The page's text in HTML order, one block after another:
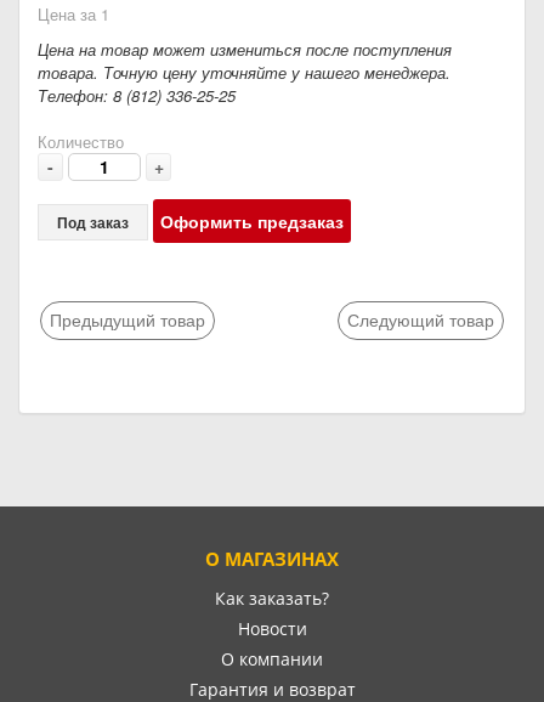
Цена за 1
Цена на товар может измениться после поступления
товара. Точную цену уточняйте у нашего менеджера.
Телефон: 8 (812) 336-25-25
Количество
- +
Под заказ Оформить предзаказ
Предыдущий товар Следующий товар
О МАГАЗИНАХ
Как заказать?
Новости
О компании
Гарантия и возврат